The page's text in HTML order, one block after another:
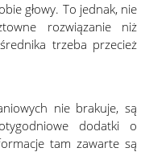
głowy. To jednak, nie
rozwiązanie niż
trzeba przecież
nie brakuje, są
dodatki o
tam zawarte są